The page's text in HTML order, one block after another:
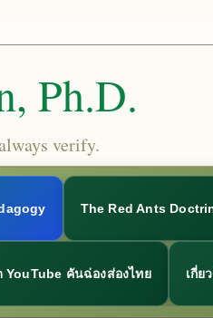
Ph.D.
verify.
The Red Ants
YouTube คันฉ่องส่องไทย เกี่ย